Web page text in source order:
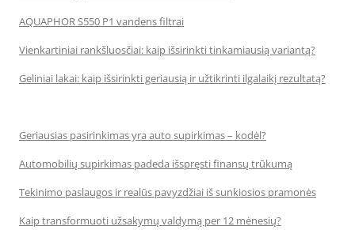
AQUAPHOR S550 P1 vandens filtrai
Vienkartiniai rankšluosčiai: kaip išsirinkti tinkamiausią variantą?
Geliniai lakai: kaip išsirinkti geriausią ir užtikrinti ilgalaikį rezultatą?
Geriausias pasirinkimas yra auto supirkimas – kodėl?
Automobilių supirkimas padeda išspręsti finansų trūkumą
Tekinimo paslaugos ir realūs pavyzdžiai iš sunkiosios pramonės
Kaip transformuoti užsakymų valdymą per 12 mėnesių?